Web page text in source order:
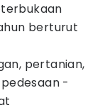
berturut
pertanian,
-